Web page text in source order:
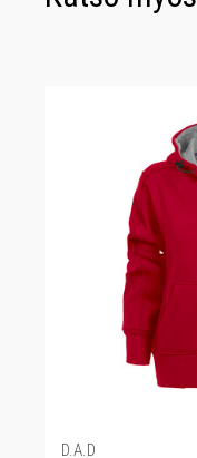
D.A.D